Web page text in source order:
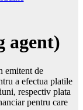
agent)
emitent de
a efectua platile
respectiv plata
pentru care